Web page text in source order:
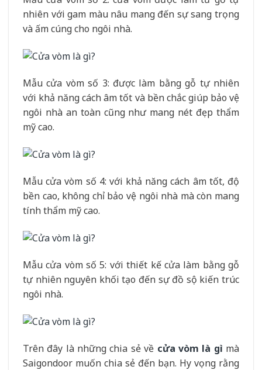
nhiên với gam màu nâu mang đến sự sang trọng
và ấm cúng cho ngôi nhà.
Mẫu cửa vòm số 3: được làm bằng gỗ tự nhiên
với khả năng cách âm tốt và bền chắc giúp bảo vệ
ngôi nhà an toàn cũng như mang nét đẹp thẩm
mỹ cao.
Mẫu cửa vòm số 4: với khả năng cách âm tốt, độ
bền cao, không chỉ bảo vệ ngôi nhà mà còn mang
tính thẩm mỹ cao.
Mẫu cửa vòm số 5: với thiết kế cửa làm bằng gỗ
tự nhiên nguyên khối tạo đến sự đồ sộ kiến trúc
ngôi nhà.
Trên đây là những chia sẻ về cửa vòm là gì mà
Saigondoor muốn chia sẻ đến bạn. Hy vọng rằng